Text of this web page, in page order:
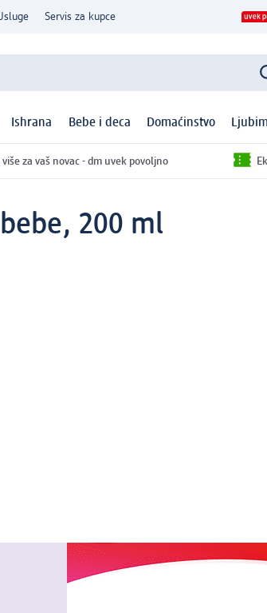
Servis za kupce
Ishrana Bebe i deca Domaćinstvo
više za vaš novac - dm uvek povoljno
200 ml